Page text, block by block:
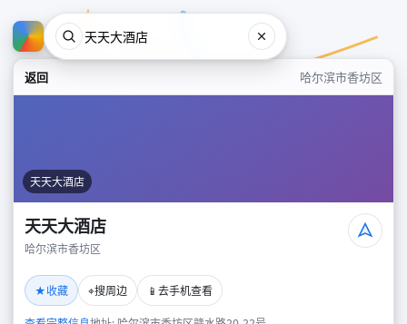
返回 哈尔滨市香坊区
天天大酒店
天天大酒店
哈尔滨市香坊区
★收藏 ⌖搜周边 📱 去手机查看